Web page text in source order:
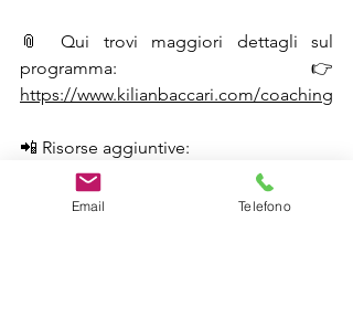
📎 Qui trovi maggiori dettagli sul
https://www.kilianbaccari.com/coaching
📲 Risorse aggiuntive:
Instagram:
www.instagram.com/kili
Email Telefono